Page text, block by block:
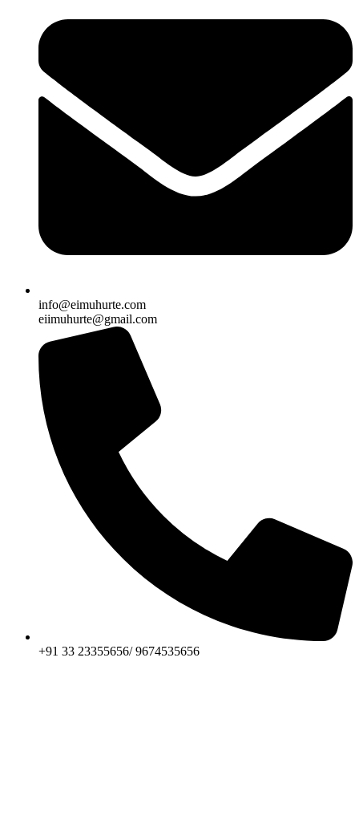
info@eimuhurte.com
eiimuhurte@gmail.com
+91 33 23355656/ 9674535656